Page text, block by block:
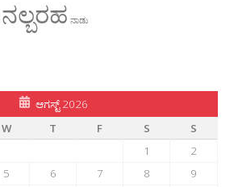
ನಲ್ಬರಹ ನಾಡು
ಆಗಸ್ಟ್ 2026
W T F S
S
1
2
5 6 7 8
9